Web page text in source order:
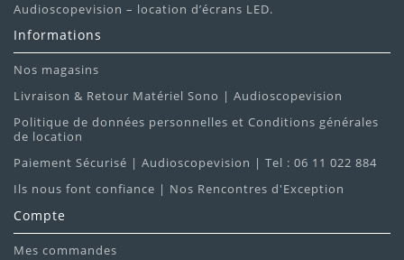
Audioscopevision – location d’écrans LED.
Informations
Nos magasins
Livraison & Retour Matériel Sono | Audioscopevision
Politique de données personnelles et Conditions générales
de location
Paiement Sécurisé | Audioscopevision | Tel : 06 11 022 884
Ils nous font confiance | Nos Rencontres d'Exception
Compte
Mes commandes